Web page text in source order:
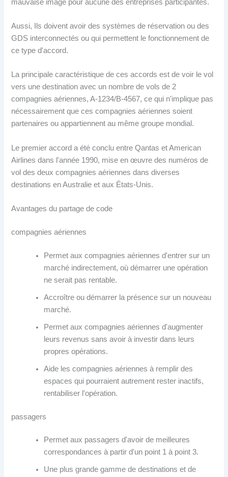
mauvaise image pour aucune des entreprises participantes.
Aussi, Ils doivent avoir des systèmes de réservation ou des
GDS interconnectés ou qui permettent le fonctionnement de
ce type d'accord.
La principale caractéristique de ces accords est de voir le vol
vers une destination avec un nombre de vols de 2
compagnies aériennes, A-1234/B-4567, ce qui n'implique pas
nécessairement que ces compagnies aériennes soient
partenaires ou appartiennent au même groupe mondial.
Le premier accord a été conclu entre Qantas et American
Airlines dans l'année 1990, mise en œuvre des numéros de
vol des deux compagnies aériennes dans diverses
destinations en Australie et aux États-Unis.
Avantages du partage de code
compagnies aériennes
Permet aux compagnies aériennes d'entrer sur un
marché indirectement, où démarrer une opération
ne serait pas rentable.
Accroître ou démarrer la présence sur un nouveau
marché.
Permet aux compagnies aériennes d'augmenter
leurs revenus sans avoir à investir dans leurs
propres opérations.
Aide les compagnies aériennes à remplir des
espaces qui pourraient autrement rester inactifs,
rentabiliser l'opération.
passagers
Permet aux passagers d'avoir de meilleures
correspondances à partir d'un point 1 à point 3.
Une plus grande gamme de destinations et de